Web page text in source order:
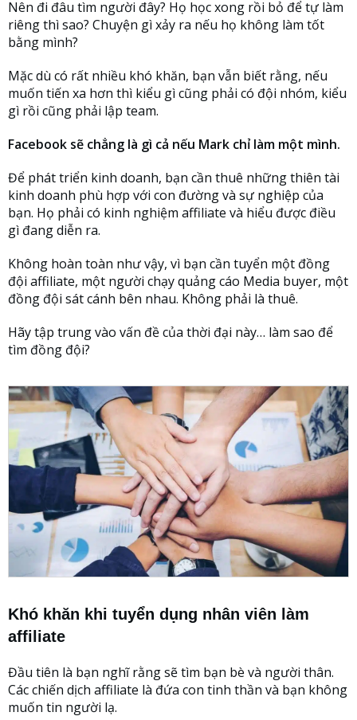
Nên đi đâu tìm người đây? Họ học xong rồi bỏ để tự làm
riêng thì sao? Chuyện gì xảy ra nếu họ không làm tốt
bằng mình?
Mặc dù có rất nhiều khó khăn, bạn vẫn biết rằng, nếu
muốn tiến xa hơn thì kiểu gì cũng phải có đội nhóm, kiểu
gì rồi cũng phải lập team.
Facebook sẽ chẳng là gì cả nếu Mark chỉ làm một mình.
Để phát triển kinh doanh, bạn cần thuê những thiên tài
kinh doanh phù hợp với con đường và sự nghiệp của
bạn. Họ phải có kinh nghiệm affiliate và hiểu được điều
gì đang diễn ra.
Không hoàn toàn như vậy, vì bạn cần tuyển một đồng
đội affiliate, một người chạy quảng cáo Media buyer, một
đồng đội sát cánh bên nhau. Không phải là thuê.
Hãy tập trung vào vấn đề của thời đại này… làm sao để
tìm đồng đội?
Khó khăn khi tuyển dụng nhân viên làm
affiliate
Đầu tiên là bạn nghĩ rằng sẽ tìm bạn bè và người thân.
Các chiến dịch affiliate là đứa con tinh thần và bạn không
muốn tin người lạ.